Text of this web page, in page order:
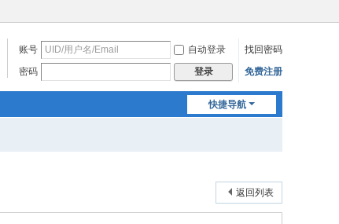
账号 自动登录
找回密码
密码
登录 免费注册
快捷导航
返回列表